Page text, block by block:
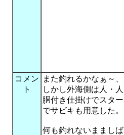
コメン
ト
また釣れるかなぁ～
しかし外海側は人・
胴付き仕掛けでスタ
でサビキも用意した。
何も釣れないままし